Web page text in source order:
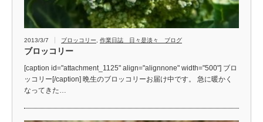
2013/3/7 ブロッコリー, 作業日誌 日々是淡々 ブログ
ブロッコリー
[caption id="attachment_1125" align="alignnone" width="500"] ブロ
ッコリー[/caption] 晩生のブロッコリーお届け中です。 急に暖かく
なってきた…